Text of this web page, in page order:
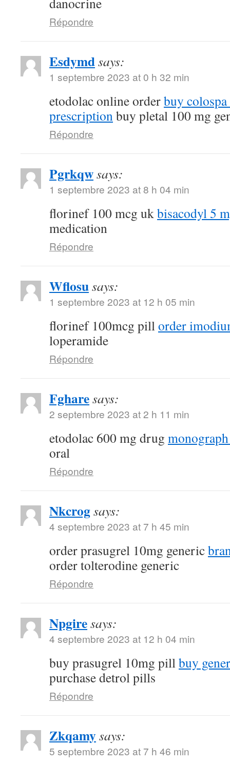
Répondre
Esdymdsays:
1 septembre 2023 at 0 h 32 min
etodolac online orderbuy
prescriptionbuy pletal 100 mg
Répondre
Pgrkqwsays:
1 septembre 2023 at 8 h 04 min
florinef 100 mcg ukbisacodyl 5
medication
Répondre
Wflosusays:
1 septembre 2023 at 12 h 05 min
florinef 100mcg pillorder
loperamide
Répondre
Fgharesays:
2 septembre 2023 at 2 h 11 min
etodolac 600 mg drug
oral
Répondre
Nkcrogsays:
4 septembre 2023 at 7 h 45 min
order prasugrel 10mg generic
order tolterodine generic
Répondre
Npgiresays:
4 septembre 2023 at 12 h 04 min
buy prasugrel 10mg pillbuy
purchase detrol pills
Répondre
Zkqamysays:
5 septembre 2023 at 7 h 46 min